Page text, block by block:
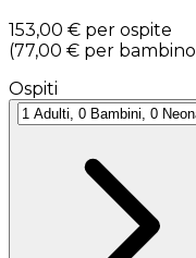
153,00 € per ospite
(77,00 € per bambino
Ospiti